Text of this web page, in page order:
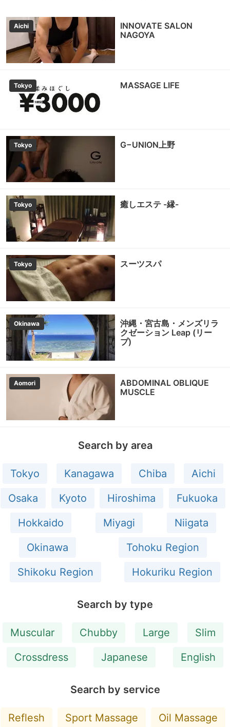
Aichi
INNOVATE SALON
NAGOYA
Tokyo MASSAGE LIFE
Tokyo G−UNION上野
Tokyo 癒しエステ -縁-
Tokyo スーツスパ
Okinawa
沖縄・宮古島・メンズリラ
クゼーション Leap (リー
プ)
Aomori
ABDOMINAL OBLIQUE
MUSCLE
Search by area
Tokyo Kanagawa Chiba
Aichi
Osaka
Kyoto Hiroshima
Fukuoka
Hokkaido
Miyagi
Niigata
Okinawa
Tohoku Region
Shikoku Region
Hokuriku Region
Search by type
Muscular Chubby Large
Slim
Crossdress
Japanese English
Search by service
Reflesh Sport Massage
Oil Massage